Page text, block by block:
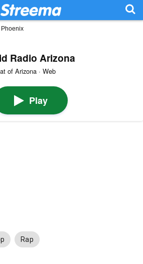
Phoenix
Radio Arizona
of Arizona · Web
Play
Rap